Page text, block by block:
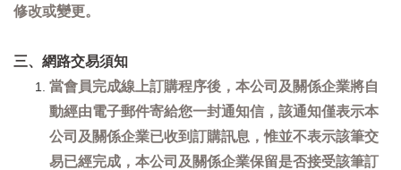
修改或變更。
三、網路交易須知
當會員完成線上訂購程序後，本公司及關係企業將自
動經由電子郵件寄給您一封通知信，該通知僅表示本
公司及關係企業已收到訂購訊息，惟並不表示該筆交
易已經完成，本公司及關係企業保留是否接受該筆訂